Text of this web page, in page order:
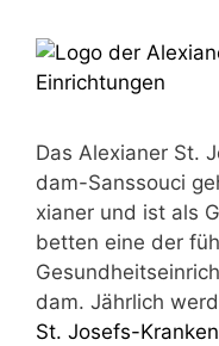
Das Ale­xia­ner St.
dam-​San­s­­sou­ci
xia­ner und ist als
bet­ten eine der
dam. Jähr­lich
St. Josefs-